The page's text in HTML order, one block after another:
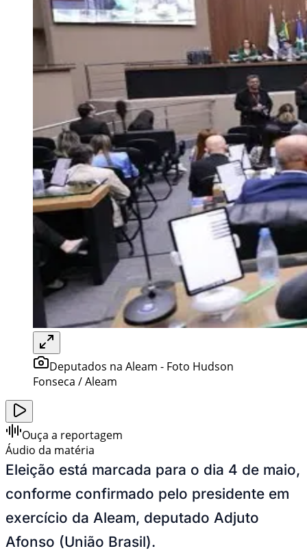
Deputados na Aleam - Foto Hudson
Fonseca / Aleam
Ouça a reportagem
Áudio da matéria
Eleição está marcada para o dia 4 de maio,
conforme confirmado pelo presidente em
exercício da Aleam, deputado Adjuto
Afonso (União Brasil).